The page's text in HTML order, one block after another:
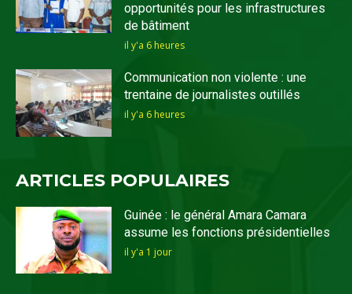
opportunités pour les infrastructures
de bâtiment
il y'a 6 heures
Communication non violente : une
trentaine de journalistes outillés
il y'a 6 heures
ARTICLES POPULAIRES
Guinée : le général Amara Camara
assume les fonctions présidentielles
il y'a 1 jour